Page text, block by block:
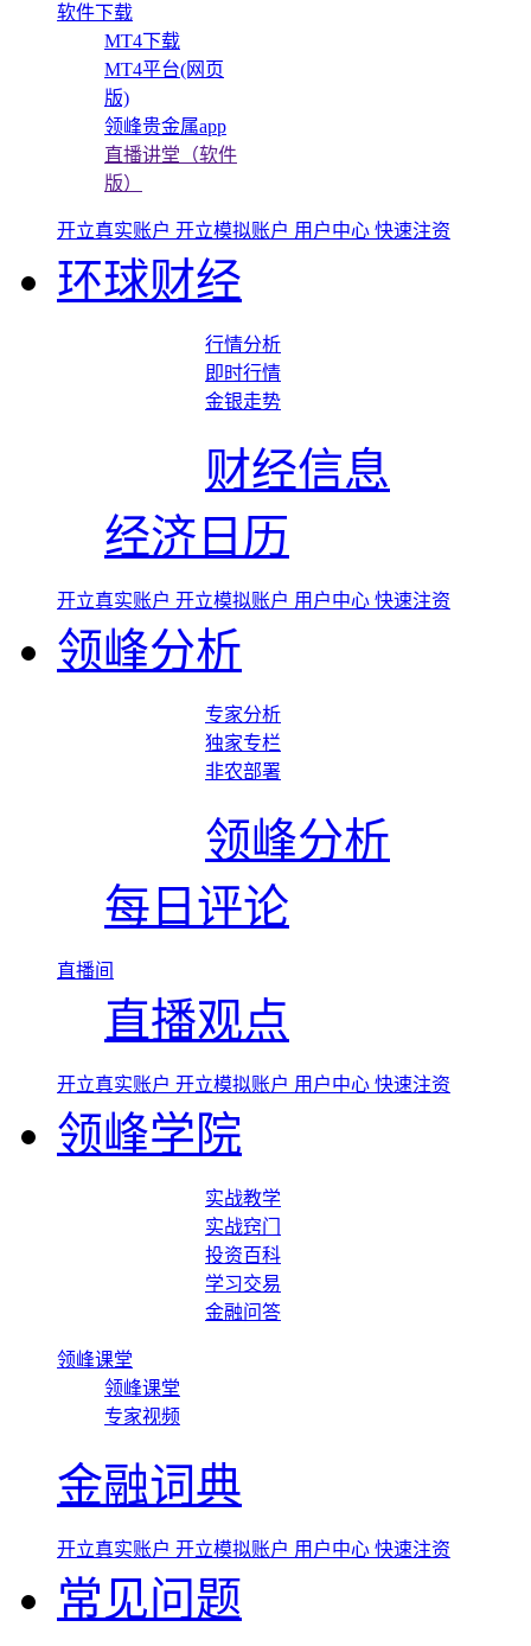
软件下载
MT4下载
MT4平台(网页
版)
领峰贵金属app
直播讲堂（软件
版）
开立真实账户 开立模拟账户 用户中心 快速注资
环球财经
行情分析
即时行情
金银走势
财经信息
经济日历
开立真实账户 开立模拟账户 用户中心 快速注资
领峰分析
专家分析
独家专栏
非农部署
领峰分析
每日评论
直播间
直播观点
开立真实账户 开立模拟账户 用户中心 快速注资
领峰学院
实战教学
实战窍门
投资百科
学习交易
金融问答
领峰课堂
领峰课堂
专家视频
金融词典
开立真实账户 开立模拟账户 用户中心 快速注资
常见问题